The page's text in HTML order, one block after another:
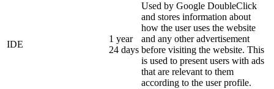
IDE
1 year
24 days
Used by Google DoubleClick
and stores information about
how the user uses the website
and any other advertisement
before visiting the website. This
is used to present users with ads
that are relevant to them
according to the user profile.